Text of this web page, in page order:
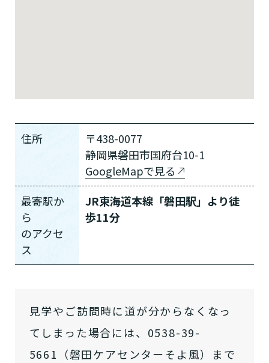
住所
〒438-0077
静岡県磐田市国府台10-1
GoogleMapで見る
最寄駅か
ら
のアクセ
ス
JR東海道本線「磐田駅」より徒
歩11分
見学やご訪問時に道が分からなくなっ
てしまった場合には、0538-39-
5661（磐田ケアセンターそよ風）まで
介護保険サービスは20種類以上あり、それぞれ
用途やご利用目的が違います。
けていますか？
老人ホームなどの施設に移り住みた
いですか？
介護などサポートが必要ですか？
介護スタッフにご自宅に来てもらい
りますか？
要介護３～５ですか？